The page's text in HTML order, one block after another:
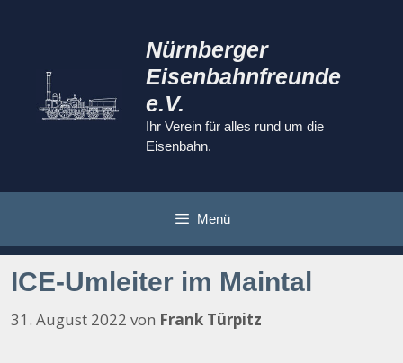
Nürnberger
Eisenbahnfreunde
e.V.
Ihr Verein für alles rund um die
Eisenbahn.
Menü
ICE-Umleiter im Maintal
31. August 2022 von Frank Türpitz